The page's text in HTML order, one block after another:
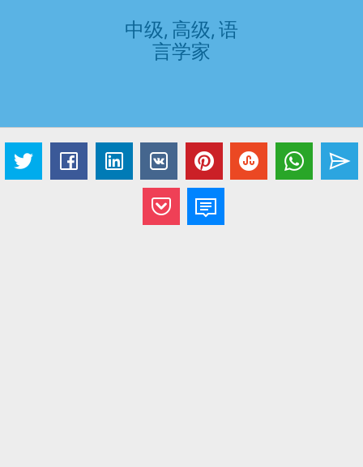
中级, 高级, 语
言学家